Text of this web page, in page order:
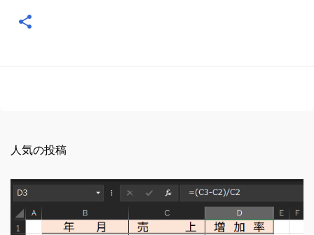
人気の投稿